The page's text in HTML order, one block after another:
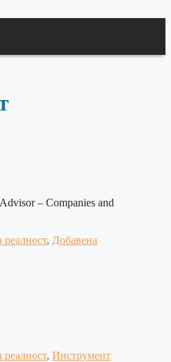
– Companies and
, Добавена
, Инструмент